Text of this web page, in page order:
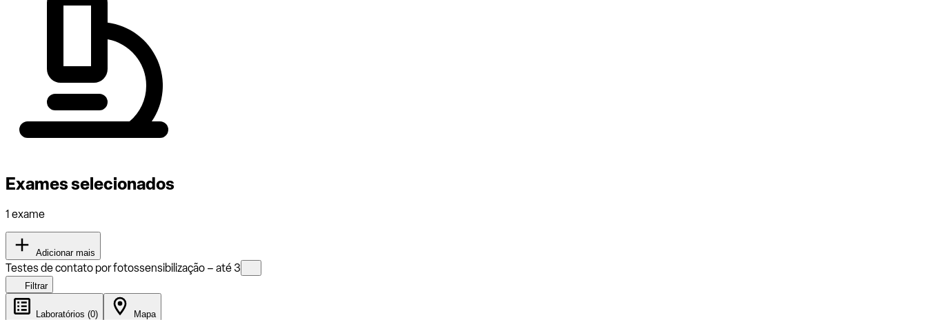
Exames selecionados
1 exame
Adicionar mais
Testes de contato por fotossensibilização – até 3
Filtrar
Laboratórios (0) Mapa